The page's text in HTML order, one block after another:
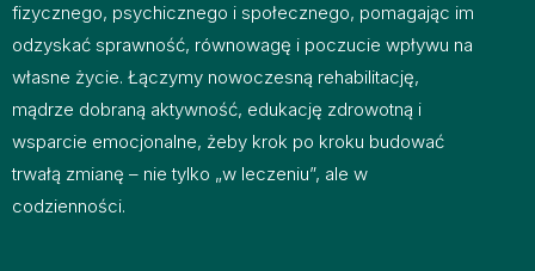
fizycznego, psychicznego i społecznego, pomagając im
odzyskać sprawność, równowagę i poczucie wpływu na
własne życie.​ Łączymy nowoczesną rehabilitację,
mądrze dobraną aktywność, edukację zdrowotną i
wsparcie emocjonalne, żeby krok po kroku budować
trwałą zmianę – nie tylko „w leczeniu”, ale w
codzienności.